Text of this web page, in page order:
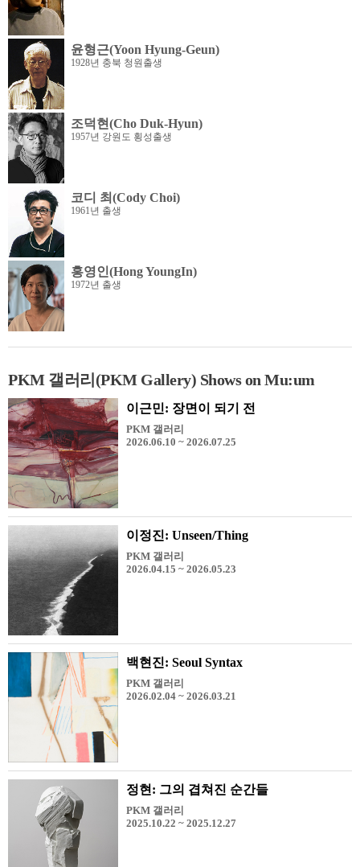
윤형근(Yoon Hyung-Geun)
1928년 충북 청원출생
조덕현(Cho Duk-Hyun)
1957년 강원도 횡성출생
코디 최(Cody Choi)
1961년 출생
홍영인(Hong YoungIn)
1972년 출생
PKM 갤러리(PKM Gallery) Shows on Mu:um
이근민: 장면이 되기 전
PKM 갤러리
2026.06.10 ~ 2026.07.25
이정진: Unseen/Thing
PKM 갤러리
2026.04.15 ~ 2026.05.23
백현진: Seoul Syntax
PKM 갤러리
2026.02.04 ~ 2026.03.21
정현: 그의 겹쳐진 순간들
PKM 갤러리
2025.10.22 ~ 2025.12.27